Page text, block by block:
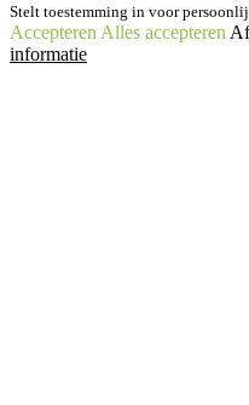
Stelt toestemming in voor
Accepteren Alles accepteren
informatie